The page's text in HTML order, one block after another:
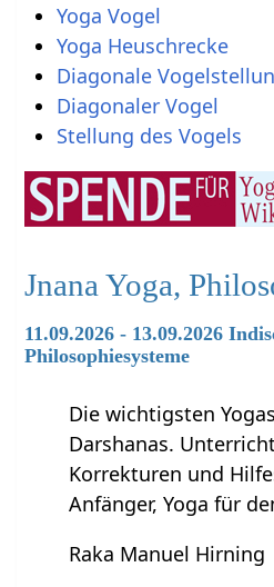
Yoga Vogel
Yoga Heuschrecke
Diagonale
Diagonaler Vogel
Stellung des Vogels
Jnana Yoga,
11.09.2026 - 13.09.2026
Philosophiesysteme
Die wichtigsten
Darshanas.
Korrekturen und
Anfänger, Yoga für
Raka Manuel Hirning